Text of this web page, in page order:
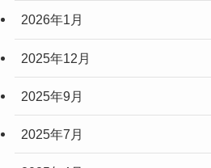
2026年1月
2025年12月
2025年9月
2025年7月